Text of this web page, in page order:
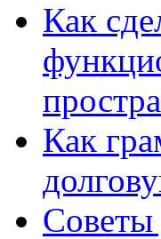
Как
Как
Советы